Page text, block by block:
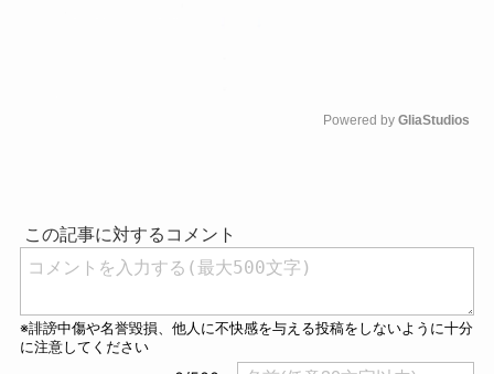
Powered by GliaStudios